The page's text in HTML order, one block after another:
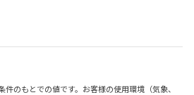
のもとでの値です。お客様の使用環境（気象、